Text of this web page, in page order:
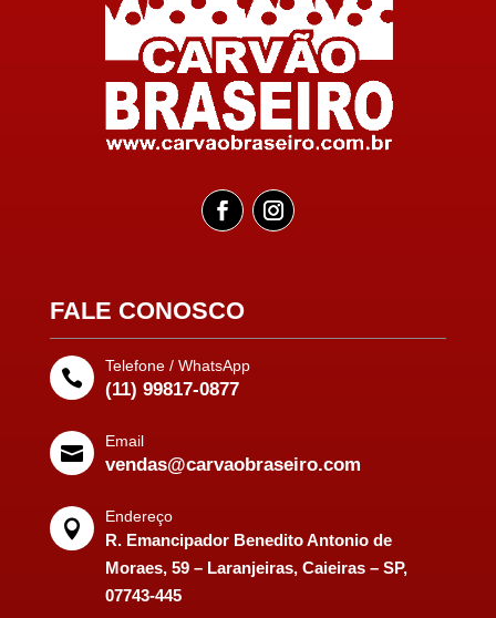
FALE CONOSCO

Telefone / WhatsApp
(11) 99817-0877

Email
vendas@carvaobraseiro.com

Endereço
R. Emancipador Benedito Antonio de
Moraes, 59 – Laranjeiras, Caieiras – SP,
07743-445